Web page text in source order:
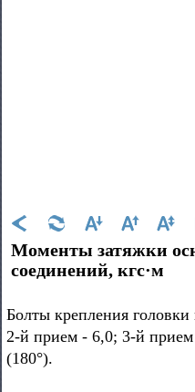
Моменты затяжки
соединений, кгс·м
Болты крепления
2-й прием - 6,0; 3-й прием
(180°).